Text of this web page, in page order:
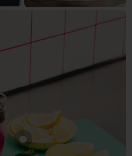
Mostra prodotto MORA